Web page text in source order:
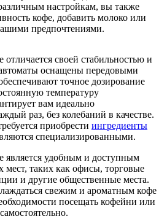
настройкам, вы также
кофе, добавить молоко или
предпочтениями.
своей стабильностью и
оснащены передовыми
точное дозирование
температуру
вам идеально
раз, без колебаний в качестве.
приобрести ингредиенты
специализированными.
является удобным и доступным
мест, таких как офисы, торговые
и другие общественные места.
свежим и ароматным кофе
посещать кофейни или